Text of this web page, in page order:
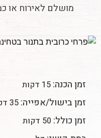
מושלם לאירוח או
זמן הכנה: 15 דקות
זמן בישול/אפייה: 35 דקות
זמן כולל: 50 דקות